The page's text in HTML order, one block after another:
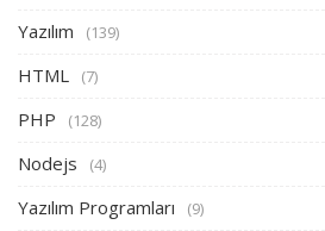
Yazılım (139)
HTML (7)
PHP (128)
Nodejs (4)
Yazılım Programları (9)